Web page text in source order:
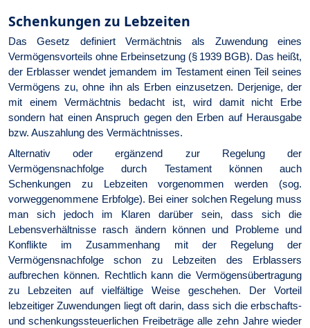
Schenkungen zu Lebzeiten
Das Gesetz definiert Vermächtnis als Zuwendung eines
Vermögensvorteils ohne Erbeinsetzung (§ 1939 BGB). Das heißt,
der Erblasser wendet jemandem im Testament einen Teil seines
Vermögens zu, ohne ihn als Erben einzusetzen. Derjenige, der
mit einem Vermächtnis bedacht ist, wird damit nicht Erbe
sondern hat einen Anspruch gegen den Erben auf Herausgabe
bzw. Auszahlung des Vermächtnisses.
Alternativ oder ergänzend zur Regelung der
Vermögensnachfolge durch Testament können auch
Schenkungen zu Lebzeiten vorgenommen werden (sog.
vorweggenommene Erbfolge). Bei einer solchen Regelung muss
man sich jedoch im Klaren darüber sein, dass sich die
Lebensverhältnisse rasch ändern können und Probleme und
Konflikte im Zusammenhang mit der Regelung der
Vermögensnachfolge schon zu Lebzeiten des Erblassers
aufbrechen können. Rechtlich kann die Vermögensübertragung
zu Lebzeiten auf vielfältige Weise geschehen. Der Vorteil
lebzeitiger Zuwendungen liegt oft darin, dass sich die erbschafts-
und schenkungssteuerlichen Freibeträge alle zehn Jahre wieder